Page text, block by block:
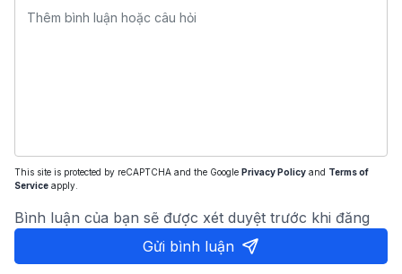
This site is protected by reCAPTCHA and the Google Privacy Policy and Terms of
Service apply.
Bình luận của bạn sẽ được xét duyệt trước khi đăng
Gửi bình luận